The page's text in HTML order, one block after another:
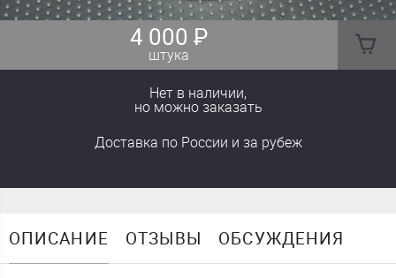
4 000 ₽
штука
Нет в наличии,
но можно заказать
Доставка по России и за рубеж
ОПИСАНИЕ ОТЗЫВЫ ОБСУЖДЕНИЯ